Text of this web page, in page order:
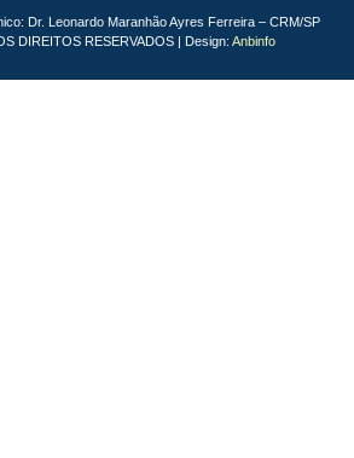
Dr. Leonardo Maranhão Ayres Ferreira – CRM/SP
DIREITOS RESERVADOS | Design: Anbinfo